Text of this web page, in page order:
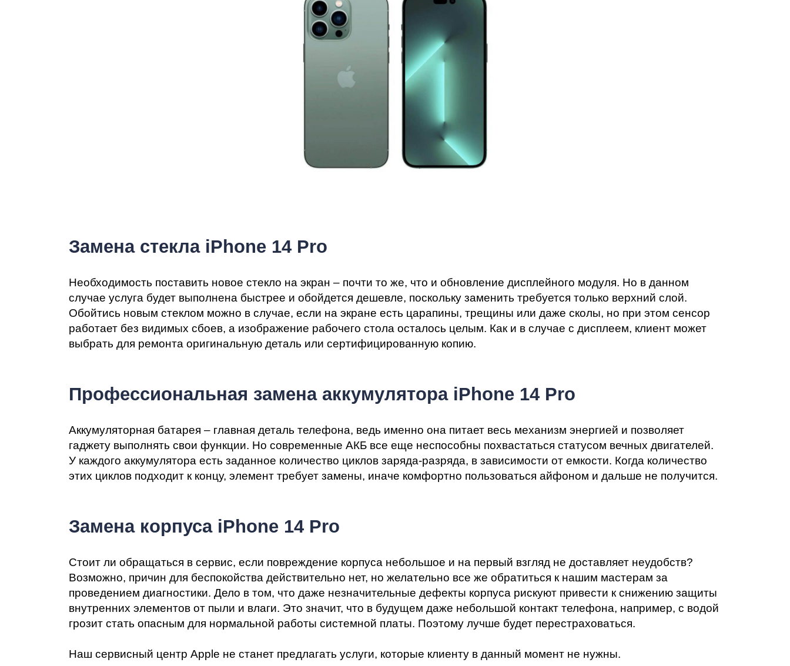
Замена стекла iPhone 14 Pro
Необходимость поставить новое стекло на экран – почти то же, что и обновление дисплейного модуля. Но в данном
случае услуга будет выполнена быстрее и обойдется дешевле, поскольку заменить требуется только верхний слой.
Обойтись новым стеклом можно в случае, если на экране есть царапины, трещины или даже сколы, но при этом сенсор
работает без видимых сбоев, а изображение рабочего стола осталось целым. Как и в случае с дисплеем, клиент может
выбрать для ремонта оригинальную деталь или сертифицированную копию.
Профессиональная замена аккумулятора iPhone 14 Pro
Аккумуляторная батарея – главная деталь телефона, ведь именно она питает весь механизм энергией и позволяет
гаджету выполнять свои функции. Но современные АКБ все еще неспособны похвастаться статусом вечных двигателей.
У каждого аккумулятора есть заданное количество циклов заряда-разряда, в зависимости от емкости. Когда количество
этих циклов подходит к концу, элемент требует замены, иначе комфортно пользоваться айфоном и дальше не получится.
Замена корпуса iPhone 14 Pro
Стоит ли обращаться в сервис, если повреждение корпуса небольшое и на первый взгляд не доставляет неудобств?
Возможно, причин для беспокойства действительно нет, но желательно все же обратиться к нашим мастерам за
проведением диагностики. Дело в том, что даже незначительные дефекты корпуса рискуют привести к снижению защиты
внутренних элементов от пыли и влаги. Это значит, что в будущем даже небольшой контакт телефона, например, с водой
грозит стать опасным для нормальной работы системной платы. Поэтому лучше будет перестраховаться.
Наш сервисный центр Apple не станет предлагать услуги, которые клиенту в данный момент не нужны.